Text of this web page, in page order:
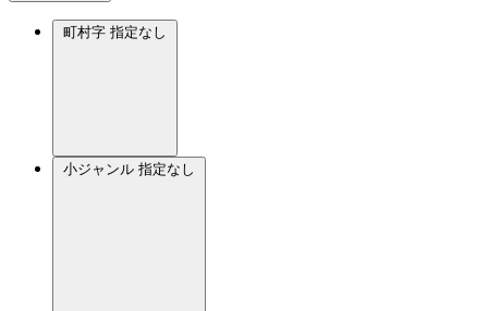
町村字 指定なし
小ジャンル 指定なし